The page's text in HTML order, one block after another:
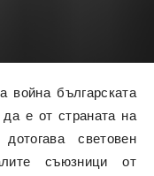
война българската
е от страната на
световен
съюзници от